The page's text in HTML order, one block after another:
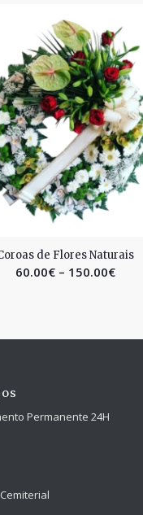
de Flores Naturais
60.00€– 150.00€
Permanente 24H